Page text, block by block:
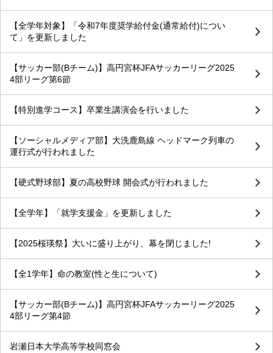
【全学年対象】「令和7年度奨学給付金(通常給付)につい
て」を更新しました
【サッカー部(Bチーム)】高円宮杯JFAサッカーリーグ2025
4部リーグ第6節
【特別進学コース】卒業生講演会を行いました
【ソーシャルメディア部】大洗鹿島線 ヘッドマーク列車の
運行式が行われました
【硬式野球部】夏の高校野球 開会式が行われました
【全学年】「就学支援金」を更新しました
【2025桜瑛祭】大いに盛り上がり、幕を閉じました!
【全1学年】命の教室(性と生について)
【サッカー部(Bチーム)】高円宮杯JFAサッカーリーグ2025
4部リーグ第4節
岩瀬日本大学高等学校同窓会